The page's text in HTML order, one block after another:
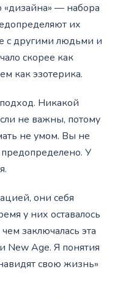
«дизайна» — набора
их
с другими людьми и
скорее как
как эзотерика.
Никакой
не важны, потому
не умом. Вы не
У
они себя
у них оставалось
заключалась эта
New Age. Я понятия
свою жизнь»